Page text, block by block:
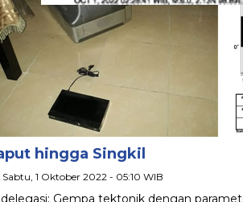
hingga Singkil
Sabtu, 1 Oktober 2022 - 05:10 WIB
Gempa tektonik dengan